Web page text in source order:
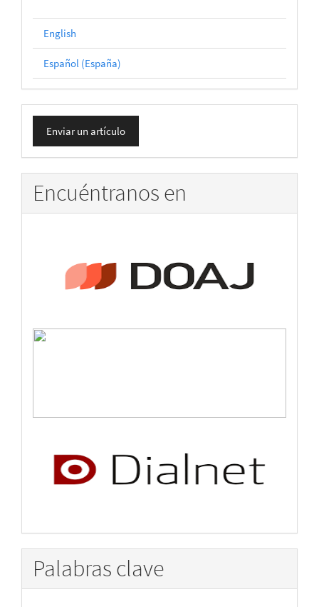
English
Español (España)
Enviar
un
artículo
Enviar un artículo
Encuéntranos en
Palabras clave